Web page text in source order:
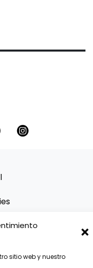
sitio web y nuestro